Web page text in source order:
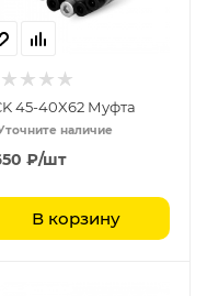
45-40X62 Муфта
наличие
₽/шт
В корзину